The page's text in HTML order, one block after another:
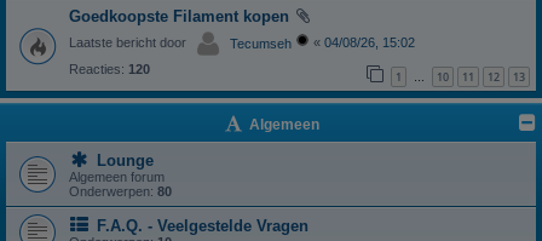
Goedkoopste Filament kopen
Laatste bericht door Tecumseh « 04/08/26, 15:02
Reacties: 120 1 … 10 11 12 13
Algemeen
Lounge
Algemeen forum
Onderwerpen: 80
F.A.Q. - Veelgestelde Vragen